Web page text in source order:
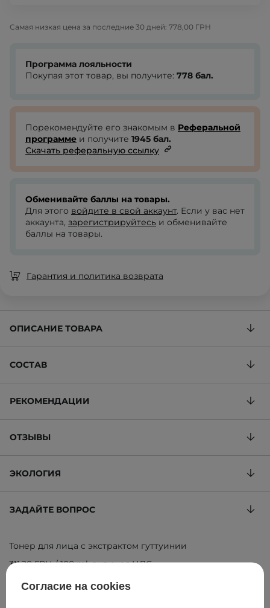
Самая низкая цена за последние 30 дней: 778,00 ГРН
Программа лояльности
Покупая этот товар, вы получите: 778 бал.
Порекомендуйте его знакомым в Реферальной
программе и получите 1945 бал.
Скачать реферальную ссылку
Обменивайте баллы на товары.
Для этого войдите в свой аккаунт. Если у вас нет
аккаунта, зарегистрируйтесь и обменивайте
баллы на товары.
Гарантия и политика возврата
ОПИСАНИЕ ТОВАРА
СОСТАВ
РЕКОМЕНДАЦИИ
ОТЗЫВЫ
ЭКОЛОГИЯ
ЗАДАЙТЕ ВОПРОС
Тонер для лица с экстрактом гуттуинии
311,20 ГРН/100 ml, включая НДС
ID товара: 17534
Согласие на cookies